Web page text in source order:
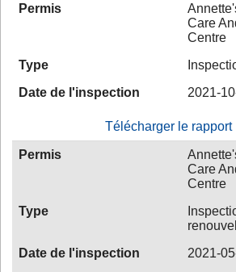
Permis
Care
Centre
Type
Date de l'inspection
2021-
Télécharger le rapport
Permis
Care
Centre
Type
Date de l'inspection
2021-